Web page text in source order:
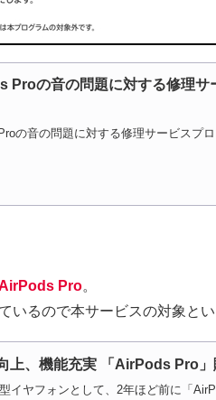
Proの音の問題に対する修理サ
の音の問題に対する修理サービスプ
Pro。
いるので本サービスの対象とい
上、機能充実 「AirPods Pro
イヤフォンとして、2年ほど前に「